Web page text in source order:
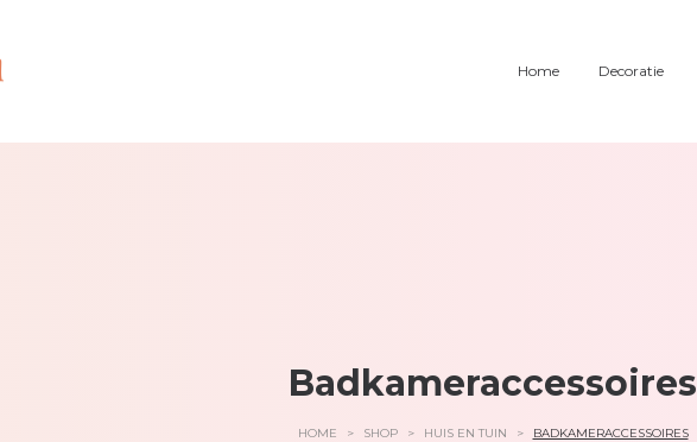
Home Decoratie
Badkameraccessoires
HOME > SHOP > HUIS EN TUIN > BADKAMERACCESSOIRES